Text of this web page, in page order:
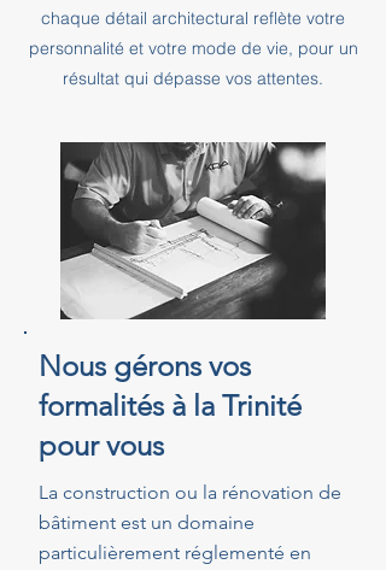
chaque détail architectural reflète votre
personnalité et votre mode de vie, pour un
résultat qui dépasse vos attentes.
Nous gérons vos
formalités à la Trinité
pour vous
La construction ou la rénovation de
bâtiment est un domaine
particulièrement réglementé en